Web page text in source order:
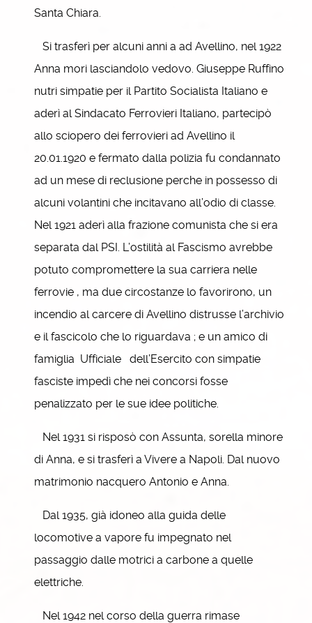
Santa Chiara.
Si trasferì per alcuni anni a ad Avellino, nel 1922
Anna mori lasciandolo vedovo. Giuseppe Ruffino
nutri simpatie per il Partito Socialista Italiano e
aderì al Sindacato Ferrovieri Italiano, partecipò
allo sciopero dei ferrovieri ad Avellino il
20.01.1920 e fermato dalla polizia fu condannato
ad un mese di reclusione perche in possesso di
alcuni volantini che incitavano all’odio di classe.
Nel 1921 aderì alla frazione comunista che si era
separata dal PSI. L’ostilità al Fascismo avrebbe
potuto compromettere la sua carriera nelle
ferrovie , ma due circostanze lo favorirono, un
incendio al carcere di Avellino distrusse l’archivio
e il fascicolo che lo riguardava ; e un amico di
famiglia Ufficiale dell’Esercito con simpatie
fasciste impedì che nei concorsi fosse
penalizzato per le sue idee politiche.
Nel 1931 si risposò con Assunta, sorella minore
di Anna, e si trasferì a Vivere a Napoli. Dal nuovo
matrimonio nacquero Antonio e Anna.
Dal 1935, già idoneo alla guida delle
locomotive a vapore fu impegnato nel
passaggio dalle motrici a carbone a quelle
elettriche.
Nel 1942 nel corso della guerra rimase